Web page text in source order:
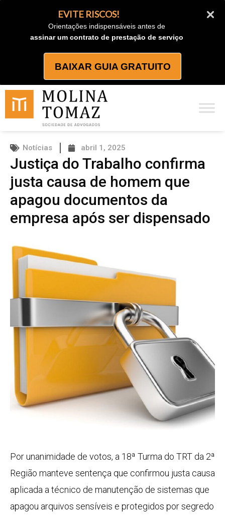
EVITE RISCOS!
Orientações indispensáveis antes de
assinar um contrato de prestação de serviço
BAIXAR GUIA GRATUITO
Notícias abril 1, 2025
Justiça do Trabalho confirma
justa causa de homem que
apagou documentos da
empresa após ser dispensado
Por unanimidade de votos, a 18ª Turma do TRT da 2ª
Região manteve sentença que confirmou justa causa
aplicada a técnico de manutenção de sistemas que
apagou arquivos sensíveis e protegidos por segredo